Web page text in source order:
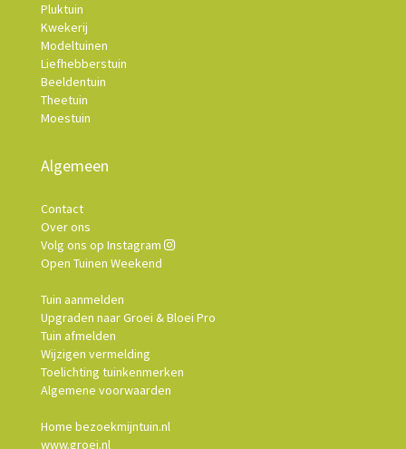
Pluktuin
Kwekerij
Modeltuinen
Liefhebberstuin
Beeldentuin
Theetuin
Moestuin
Algemeen
Contact
Over ons
Volg ons op Instagram
Open Tuinen Weekend
Tuin aanmelden
Upgraden naar Groei & Bloei Pro
Tuin afmelden
Wijzigen vermelding
Toelichting tuinkenmerken
Algemene voorwaarden
Home bezoekmijntuin.nl
www.groei.nl